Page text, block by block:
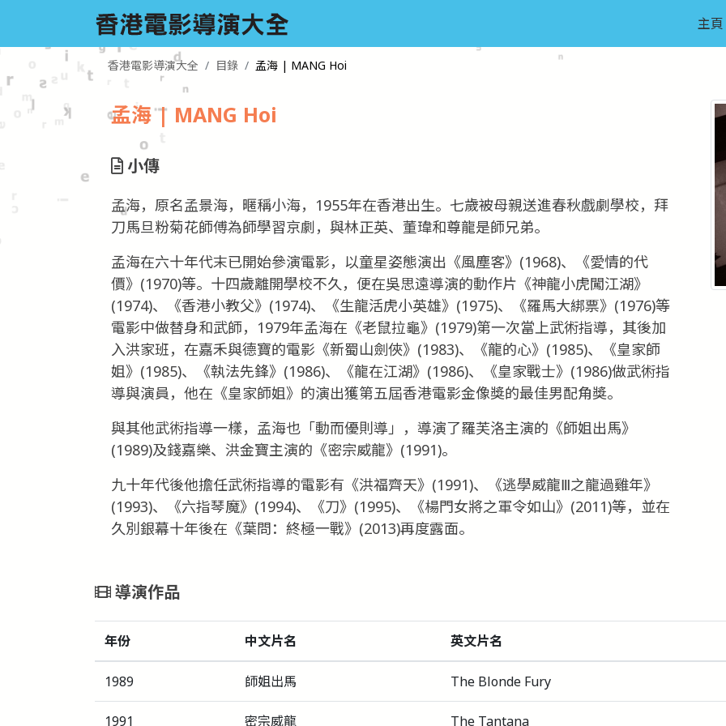
主頁
香港電影導演大全 目錄 孟海 | MANG Hoi
孟海 | MANG Hoi
小傳
孟海，原名孟景海，暱稱小海，1955年在香港出生。七歲被母親送進春秋戲劇學校，拜
刀馬旦粉菊花師傅為師學習京劇，與林正英、董瑋和尊龍是師兄弟。
孟海在六十年代末已開始參演電影，以童星姿態演出《風塵客》(1968)、《愛情的代
價》(1970)等。十四歲離開學校不久，便在吳思遠導演的動作片《神龍小虎闖江湖》
(1974)、《香港小教父》(1974)、《生龍活虎小英雄》(1975)、《羅馬大綁票》(1976)等
電影中做替身和武師，1979年孟海在《老鼠拉龜》(1979)第一次當上武術指導，其後加
入洪家班，在嘉禾與德寶的電影《新蜀山劍俠》(1983)、《龍的心》(1985)、《皇家師
姐》(1985)、《執法先鋒》(1986)、《龍在江湖》(1986)、《皇家戰士》(1986)做武術指
導與演員，他在《皇家師姐》的演出獲第五屆香港電影金像獎的最佳男配角獎。
與其他武術指導一樣，孟海也「動而優則導」，導演了羅芙洛主演的《師姐出馬》
(1989)及錢嘉樂、洪金寶主演的《密宗威龍》(1991)。
九十年代後他擔任武術指導的電影有《洪福齊天》(1991)、《逃學威龍Ⅲ之龍過雞年》
(1993)、《六指琴魔》(1994)、《刀》(1995)、《楊門女將之軍令如山》(2011)等，並在
久別銀幕十年後在《葉問：終極一戰》(2013)再度露面。
導演作品
年份 中文片名 英文片名
1989 師姐出馬 The Blonde Fury
1991 密宗威龍 The Tantana